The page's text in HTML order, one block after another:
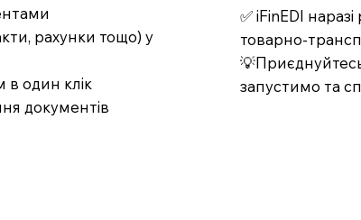
рахунки тощо) у
в один клік
документів
✅ iFinEDI
товарно-
запустимо та